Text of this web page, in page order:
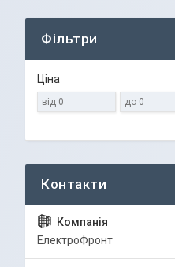
Фільтри
Ціна
ЕлектроФронт